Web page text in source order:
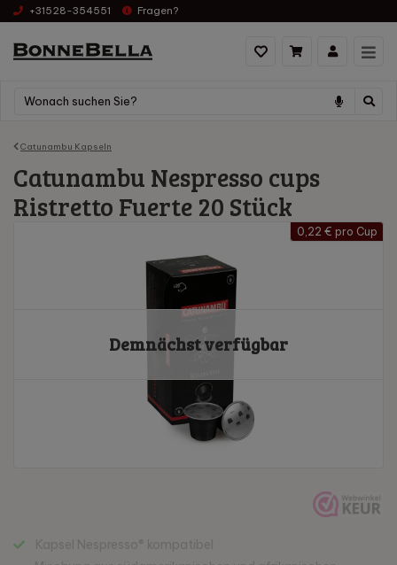
+31528-354551 Fragen?
Catunambu Kapseln
Catunambu Nespresso cups
Ristretto Fuerte 20 Stück
0,22 € pro Cup
Demnächst verfügbar